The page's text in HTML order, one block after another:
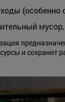
(особенно
и сохранит